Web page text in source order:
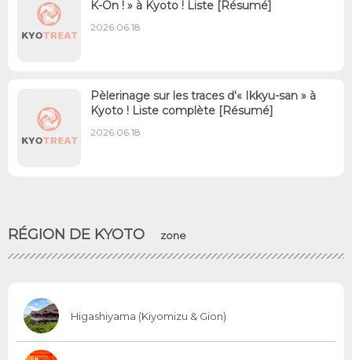
K-On ! » à Kyoto ! Liste [Résumé]
2026.06.18
Pèlerinage sur les traces d'« Ikkyu-san » à
Kyoto ! Liste complète [Résumé]
2026.06.18
RÉGION DE KYOTO zone
Higashiyama (Kiyomizu & Gion)